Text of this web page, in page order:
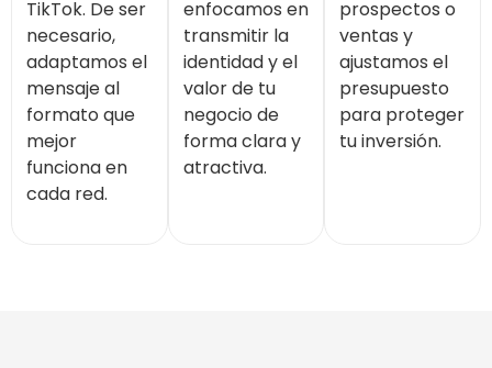
TikTok. De ser
necesario,
adaptamos el
mensaje al
formato que
mejor
funciona en
cada red.
enfocamos en
transmitir la
identidad y el
valor de tu
negocio de
forma clara y
atractiva.
prospectos o
ventas y
ajustamos el
presupuesto
para proteger
tu inversión.